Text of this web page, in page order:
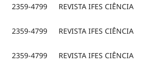
2359-4799 REVISTA IFES CIÊNCIA
2359-4799 REVISTA IFES CIÊNCIA
2359-4799 REVISTA IFES CIÊNCIA